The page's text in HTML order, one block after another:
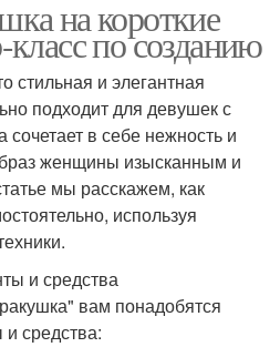
на короткие
по созданию
стильная и элегантная
подходит для девушек с
в себе нежность и
женщины изысканным и
мы расскажем, как
используя
и средства
вам понадобятся
средства: